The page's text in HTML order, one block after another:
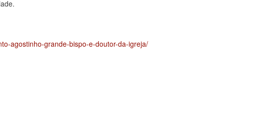
agostinho-grande-bispo-e-doutor-da-igreja/